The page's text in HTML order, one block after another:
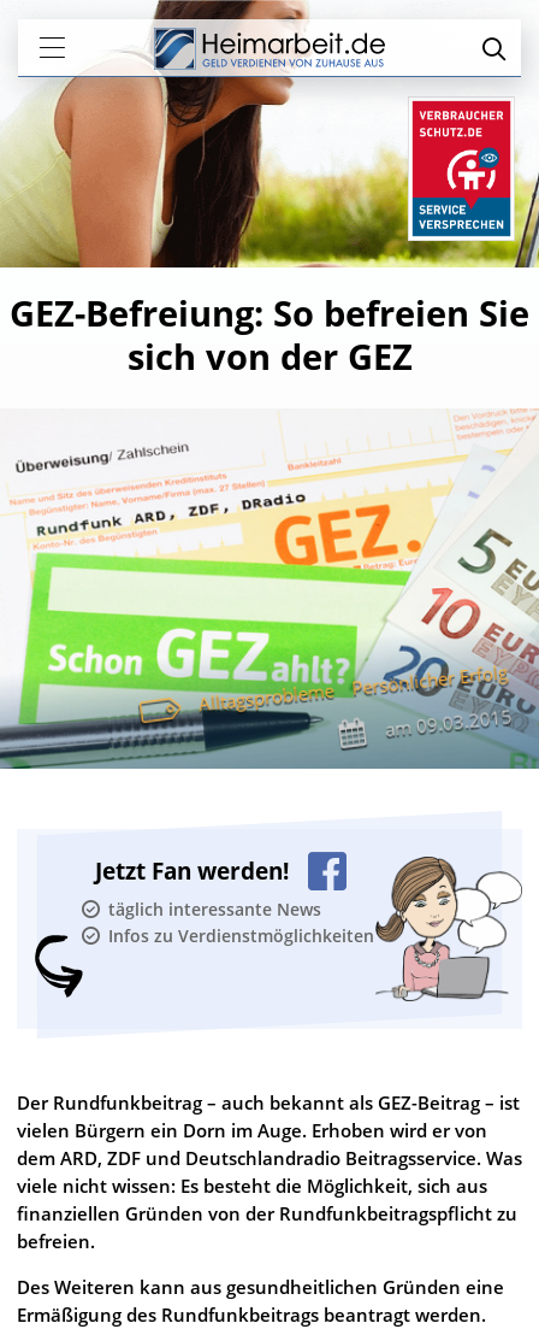
GEZ-Befreiung: So befreien Sie
sich von der GEZ
Alltagsprobleme Persönlicher Erfolg
am09.03.2015
Jetzt Fan werden!
täglich interessante News
Infos zu Verdienstmöglichkeiten
Der Rundfunkbeitrag – auch bekannt als GEZ-Beitrag – ist
vielen Bürgern ein Dorn im Auge. Erhoben wird er von
dem ARD, ZDF und Deutschlandradio Beitragsservice. Was
viele nicht wissen: Es besteht die Möglichkeit, sich aus
finanziellen Gründen von der Rundfunkbeitragspflicht zu
befreien.
Des Weiteren kann aus gesundheitlichen Gründen eine
Ermäßigung des Rundfunkbeitrags beantragt werden.